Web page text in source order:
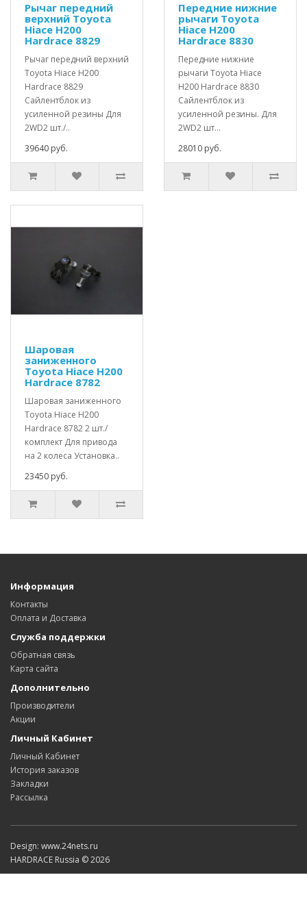
Рычаг передний
верхний Toyota
Hiace H200
Hardrace 8829
Рычаг передний верхний
Toyota Hiace H200
Hardrace 8829
Сайлентблок из
усиленной резины Для
2WD2 шт./..
39640 руб.
Передние нижние
рычаги Toyota
Hiace H200
Hardrace 8830
Передние нижние
рычаги Toyota Hiace
H200 Hardrace 8830
Сайлентблок из
усиленной резины. Для
2WD2 шт...
28010 руб.
Шаровая
заниженного
Toyota Hiace H200
Hardrace 8782
Шаровая заниженного
Toyota Hiace H200
Hardrace 8782 2 шт./
комплект Для привода
на 2 колеса Установка..
23450 руб.
Информация
Контакты
Оплата и Доставка
Служба поддержки
Обратная связь
Карта сайта
Дополнительно
Производители
Акции
Личный Кабинет
Личный Кабинет
История заказов
Закладки
Рассылка
Design: www.24nets.ru
HARDRACE Russia © 2026